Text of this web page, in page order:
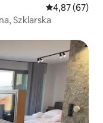
4,87 de uma
4,87 (67)
Szklarska